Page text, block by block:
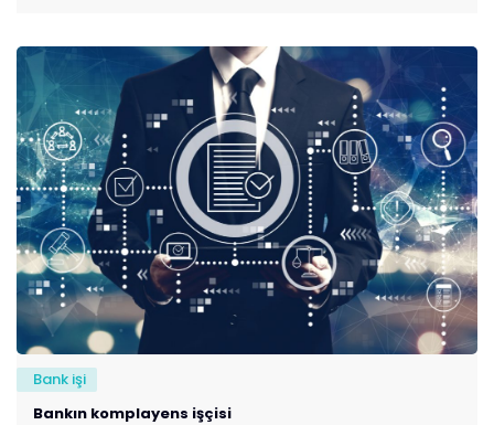
Bank işi
Bankın komplayens işçisi